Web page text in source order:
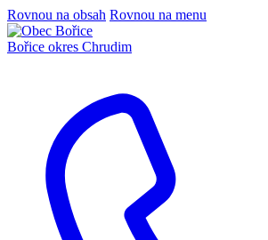
Rovnou na obsah Rovnou na menu
Bořice okres Chrudim